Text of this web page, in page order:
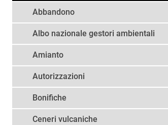
Abbandono
Albo nazionale gestori ambientali
Amianto
Autorizzazioni
Bonifiche
Ceneri vulcaniche